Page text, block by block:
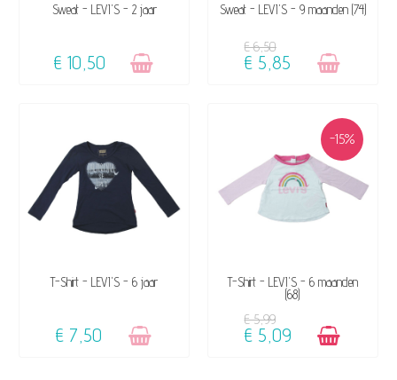
NIET OP VOORRAAD
Sweat - LEVI'S - 2 jaar
€ 10,50
NIET OP VOORRAAD
Sweat - LEVI'S - 9 maanden (74)
€ 6,50
€ 5,85
NIET OP VOORRAAD
T-Shirt - LEVI'S - 6 jaar
€ 7,50
-15%
BESCHIKBAAR
T-Shirt - LEVI'S - 6 maanden
(68)
€ 5,99
€ 5,09